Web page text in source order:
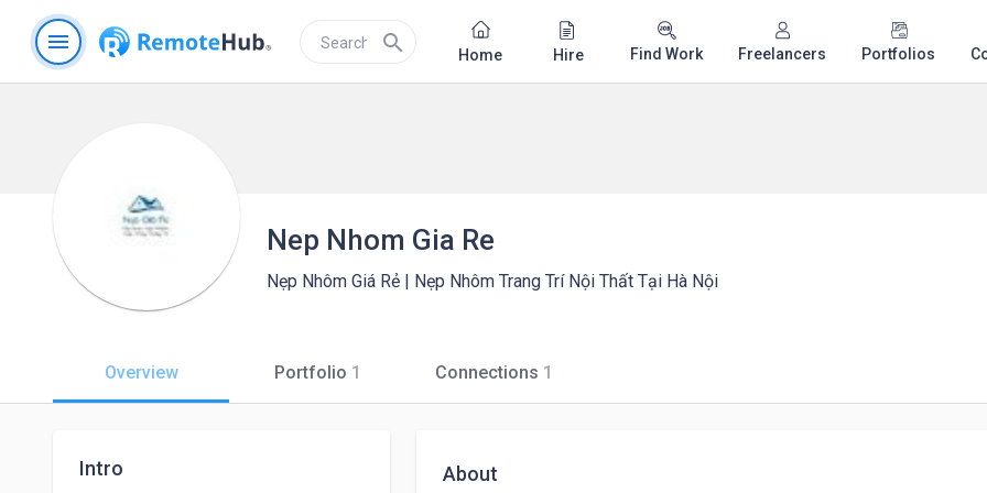
menu search Home Hire Find Work Freelancers Portfolios
Nep Nhom Gia Re
Nẹp Nhôm Giá Rẻ | Nẹp Nhôm Trang Trí Nội Thất Tại Hà Nội
Overview Portfolio 1 Connections 1
Intro About